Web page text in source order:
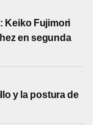
Keiko Fujimori
en segunda
y la postura de